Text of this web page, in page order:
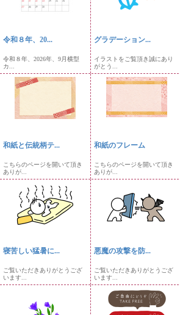
令和８年、20...
令和８年、2026年、9月横型
カ...
グラデーション...
イラストをご覧頂き誠にあり
がとう...
和紙と伝統柄テ...
こちらのページを開いて頂き
ありが...
和紙のフレーム
こちらのページを開いて頂き
ありが...
寝苦しい猛暑に...
ご覧いただきありがとうござ
います...
悪魔の攻撃を防...
ご覧いただきありがとうござ
います...